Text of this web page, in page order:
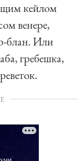
кейлом
венере,
блан. Или
гребешка,